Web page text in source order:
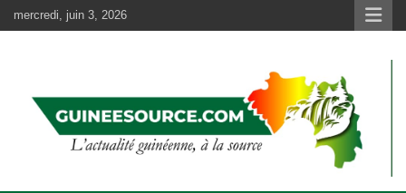
au
mercredi, juin 3, 2026